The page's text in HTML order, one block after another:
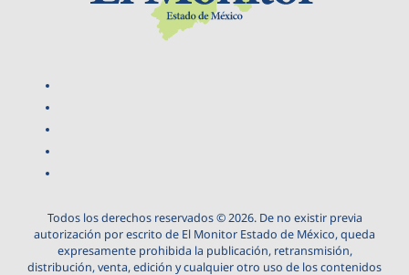
Todos los derechos reservados © 2026. De no existir previa
autorización por escrito de El Monitor Estado de México, queda
expresamente prohibida la publicación, retransmisión,
distribución, venta, edición y cualquier otro uso de los contenidos